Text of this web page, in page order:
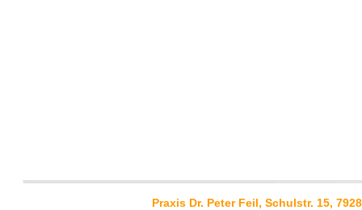
Praxis Dr. Peter Feil, Schulstr. 15,